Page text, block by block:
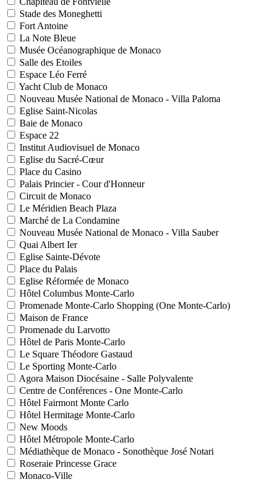
Stade des Moneghetti
Fort Antoine
La Note Bleue
Musée Océanographique de Monaco
Salle des Etoiles
Espace Léo Ferré
Yacht Club de Monaco
Nouveau Musée National de Monaco - Villa Paloma
Eglise Saint-Nicolas
Baie de Monaco
Espace 22
Institut Audiovisuel de Monaco
Eglise du Sacré-Cœur
Place du Casino
Palais Princier - Cour d'Honneur
Circuit de Monaco
Le Méridien Beach Plaza
Marché de La Condamine
Nouveau Musée National de Monaco - Villa Sauber
Quai Albert Ier
Eglise Sainte-Dévote
Place du Palais
Eglise Réformée de Monaco
Hôtel Columbus Monte-Carlo
Promenade Monte-Carlo Shopping (One Monte-Carlo)
Maison de France
Promenade du Larvotto
Hôtel de Paris Monte-Carlo
Le Square Théodore Gastaud
Le Sporting Monte-Carlo
Agora Maison Diocésaine - Salle Polyvalente
Centre de Conférences - One Monte-Carlo
Hôtel Fairmont Monte Carlo
Hôtel Hermitage Monte-Carlo
New Moods
Hôtel Métropole Monte-Carlo
Médiathèque de Monaco - Sonothèque José Notari
Roseraie Princesse Grace
Monaco-Ville